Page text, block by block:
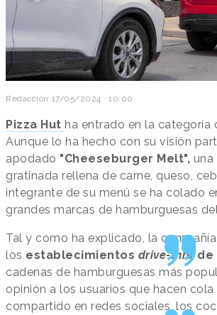
Redacción 17/05/2024 · 10:00
Pizza Hut ha entrado en la categoría
Aunque lo ha hecho con su visión
apodado "Cheeseburger Melt",
gratinada rellena de carne, queso,
integrante de su menú se ha colado
grandes marcas de hamburguesas
Tal y como ha explicado, la
los establecimientos drive-thrude
cadenas de hamburguesas más
opinión a los usuarios que hacen
compartido en redes sociales, los